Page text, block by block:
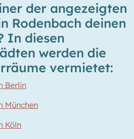
der angezeigten
Rodenbach deinen
In diesen
werden die
vermietet:
Berlin
München
Köln